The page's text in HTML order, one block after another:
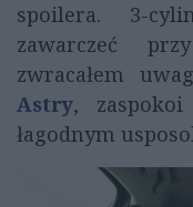
spoilera. 3-
zawarczeć
zwracałem
Astry,
łagodnym